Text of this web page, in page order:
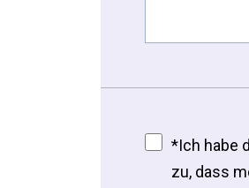
*Ich habe
zu, dass